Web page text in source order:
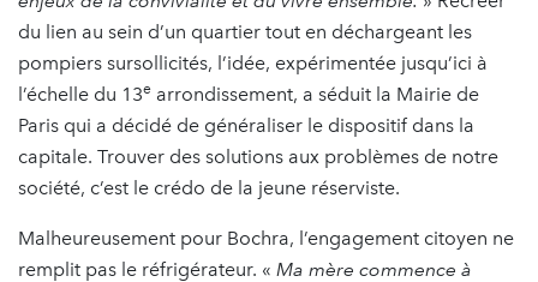
du lien au sein d’un quartier tout en déchargeant les
pompiers sursollicités, l’idée, expérimentée jusqu’ici à
l’échelle du 13e arrondissement, a séduit la Mairie de
Paris qui a décidé de généraliser le dispositif dans la
capitale. Trouver des solutions aux problèmes de notre
société, c’est le crédo de la jeune réserviste.
Malheureusement pour Bochra, l’engagement citoyen ne
remplit pas le réfrigérateur. « Ma mère commence à